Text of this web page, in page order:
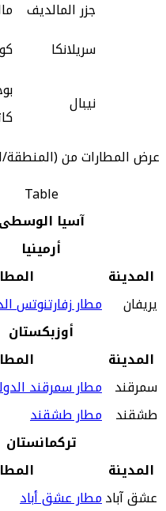
جزر المالديف
سريلانكا
نيبال
عرض المطارات من (المنطقة/
Table
آسيا الوسطى
أرمينيا
المدينة
يريفان
مطار زفارتنوتس
أوزبكستان
المدينة
سمرقند مطار سمرقند
طشقند مطار طشقند
تركمانستان
المدينة
عشق آبادمطار عشق أباد